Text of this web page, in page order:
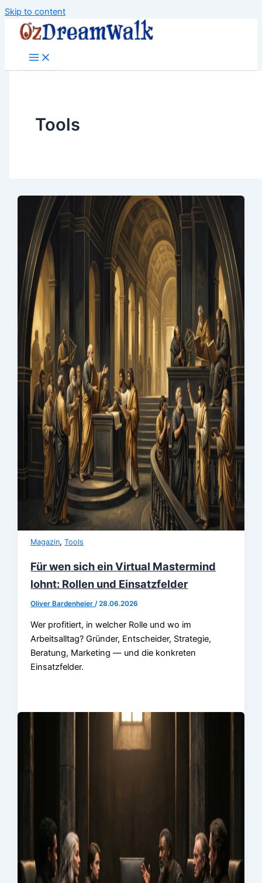
Skip to content
Tools
Magazin,Tools
Für wen sich ein Virtual Mastermind
lohnt: Rollen und Einsatzfelder
Oliver Bardenheier/28.06.2026
Wer profitiert, in welcher Rolle und wo im
Arbeitsalltag? Gründer, Entscheider, Strategie,
Beratung, Marketing — und die konkreten
Einsatzfelder.